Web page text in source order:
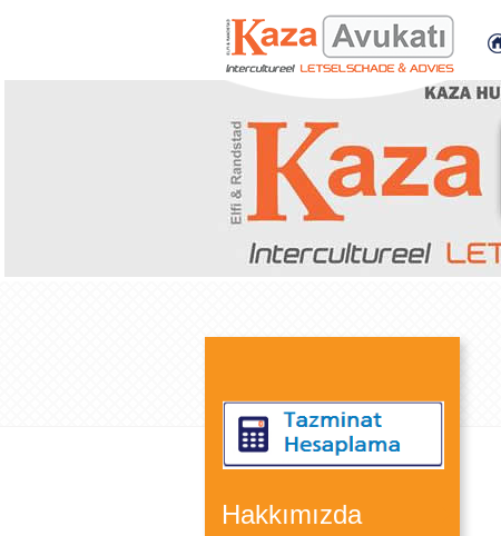
Hakkımızda